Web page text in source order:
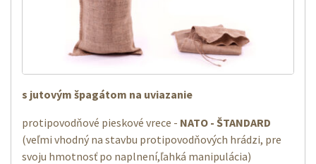
s jutovým špagátom na uviazanie
protipovodňové pieskové vrece - NATO - ŠTANDARD
(veľmi vhodný na stavbu protipovodňových hrádzi, pre
svoju hmotnosť po naplnení,ľahká manipulácia)